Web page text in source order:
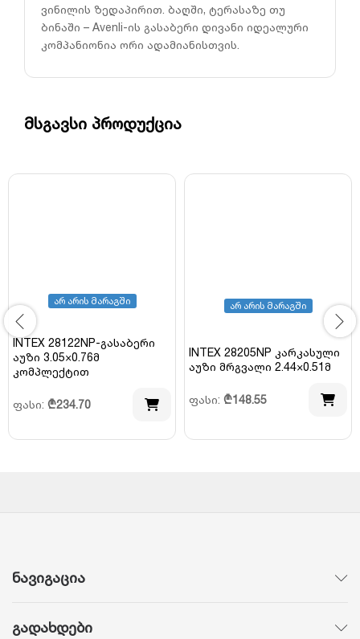
ვინილის ზედაპირით. ბაღში, ტერასაზე თუ
ბინაში – Avenli-ის გასაბერი დივანი იდეალური
კომპანიონია ორი ადამიანისთვის.
მსგავსი პროდუქცია
არ არის მარაგში
INTEX 28122NP-გასაბერი
აუზი 3.05×0.76მ
კომპლექტით
ფასი: ₾234.70
არ არის მარაგში
INTEX 28205NP კარკასული
აუზი მრგვალი 2.44×0.51მ
ფასი: ₾148.55
ნავიგაცია
გადახდები